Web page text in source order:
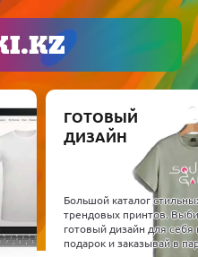
ГОТОВЫЙ
ДИЗАЙН
Большой каталог
трендовых принтов.
готовый дизайн для себя
подарок и заказывай в